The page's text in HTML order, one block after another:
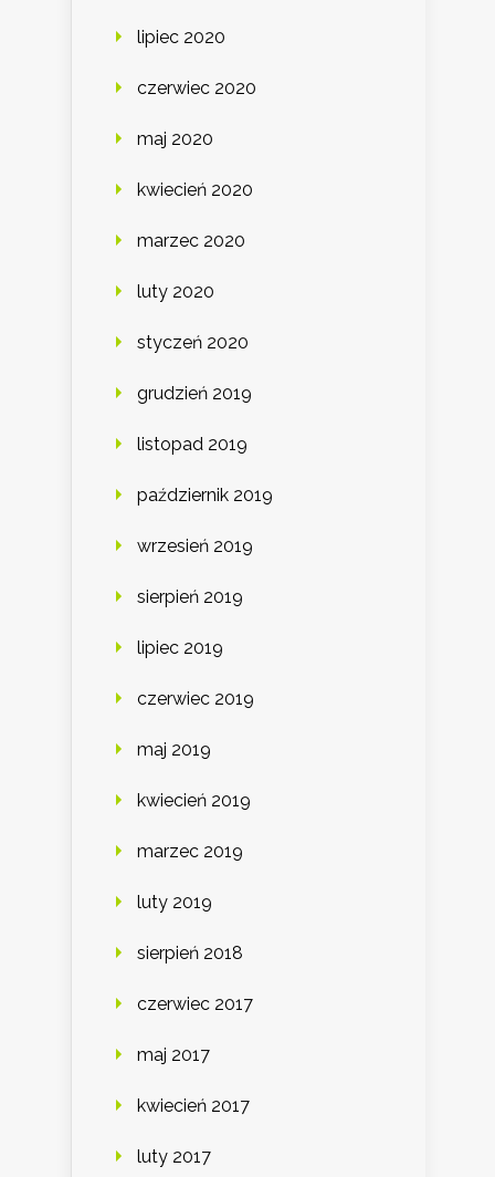
lipiec 2020
czerwiec 2020
maj 2020
kwiecień 2020
marzec 2020
luty 2020
styczeń 2020
grudzień 2019
listopad 2019
październik 2019
wrzesień 2019
sierpień 2019
lipiec 2019
czerwiec 2019
maj 2019
kwiecień 2019
marzec 2019
luty 2019
sierpień 2018
czerwiec 2017
maj 2017
kwiecień 2017
luty 2017